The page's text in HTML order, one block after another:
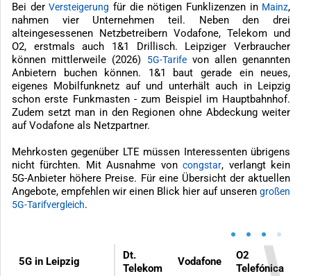
Bei derVersteigerung für die nötigen Funklizenzen in Mainz,
nahmen vier Unternehmen teil. Neben den drei
alteingesessenen Netzbetreibern Vodafone, Telekom und
O2, erstmals auch 1&1 Drillisch. Leipziger Verbraucher
können mittlerweile (2026)
5G-Tarifevon allen genannten
Anbietern buchen können. 1&1 baut gerade ein neues,
eigenes Mobilfunknetz auf und unterhält auch in Leipzig
schon erste Funkmasten - zum Beispiel im Hauptbahnhof.
Zudem setzt man in den Regionen ohne Abdeckung weiter
auf Vodafone als Netzpartner.
Mehrkosten gegenüber LTE müssen Interessenten übrigens
nicht fürchten. Mit Ausnahme voncongstar, verlangt kein
5G-Anbieter höhere Preise. Für eine Übersicht der aktuellen
Angebote, empfehlen wir einen Blick hier auf unserengroßen
5G-Tarifvergleich.
• • • •
5G in Leipzig
Dt.
Telekom
Vodafone
O2
Telefónica